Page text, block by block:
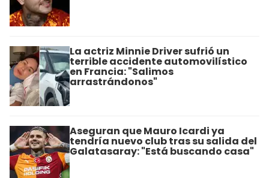
La actriz Minnie Driver sufrió un
terrible accidente automovilístico
en Francia: "Salimos
arrastrándonos"
Aseguran que Mauro Icardi ya
tendría nuevo club tras su salida del
Galatasaray: "Está buscando casa"